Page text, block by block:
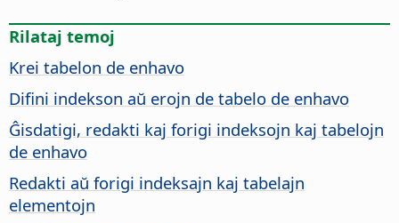
Rilataj temoj
Krei tabelon de enhavo
Difini indekson aŭ erojn de tabelo de enhavo
Ĝisdatigi, redakti kaj forigi indeksojn kaj tabelojn
de enhavo
Redakti aŭ forigi indeksajn kaj tabelajn
elementojn